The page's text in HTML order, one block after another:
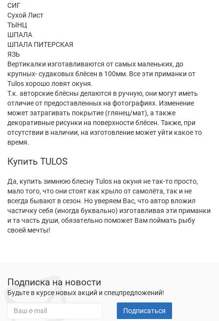
СИГ
Сухой Лист
ТЫНЦ
ШПАЛА
ШПАЛА ПИТЕРСКАЯ
ЯЗЬ
Вертикалки изготавливаются от самых маленьких, до
крупных- судаковых блёсен в 100мм. Все эти приманки от
Tulos хорошо ловят окуня.
Т.к. авторские блёсны делаются в ручную, они могут иметь
отличие от предоставленных на фотографиях. Изменение
может затрагивать покрытие (глянец/мат), а также
декоративные рисунки на поверхности блёсен. Также, при
отсутствии в наличии, на изготовление может уйти какое то
время.
Купить TULOS
Да, купить зимнюю блесну Tulos на окуня не так-то просто,
мало того, что они стоят как крыло от самолёта, так и не
всегда бывают в сезон. Но уверяем Вас, что автор вложил
частичку себя (иногда буквально) изготавливая эти приманки
и та часть души, обязательно поможет Вам поймать рыбу
своей мечты!
Подписка на новости
Будьте в курсе новых акций и спецпредложений!
Подписаться